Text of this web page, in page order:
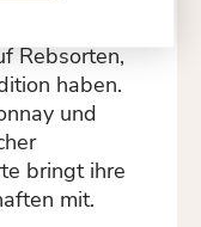
Rebsorten,
haben.
und
bringt ihre
mit.